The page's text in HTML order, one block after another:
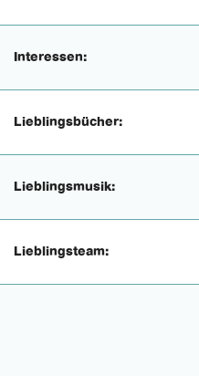
Interessen:
Lieblingsbücher:
Lieblingsmusik:
Lieblingsteam: